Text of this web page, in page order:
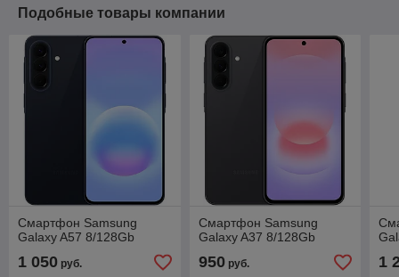
Подобные товары компании
Смартфон Samsung
Galaxy A57 8/128Gb
1 050 руб.
Смартфон Samsung
Galaxy A37 8/128Gb
950руб. 1